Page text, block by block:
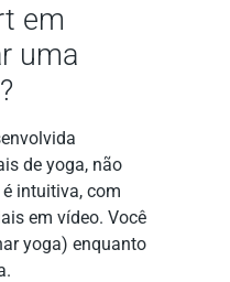
em
uma
de yoga, não
intuitiva, com
em vídeo. Você
yoga) enquanto